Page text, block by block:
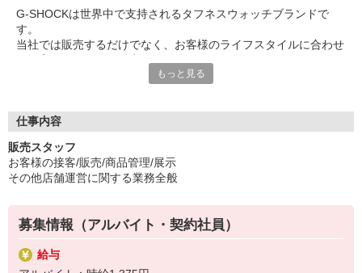
G-SHOCKは世界中で支持されるタフネスウォッチブランドで
す。
当社では販売するだけでなく、お客様のライフスタイルに合わせ
入社後は製品知識や接客スキルを段階的に学べる研修を用意し、
もっと見る
仕事内容
販売スタッフ
お客様の接客/販売/商品管理/展示
その他店舗運営に関する業務全般
募集情報（アルバイト・契約社員）
給与